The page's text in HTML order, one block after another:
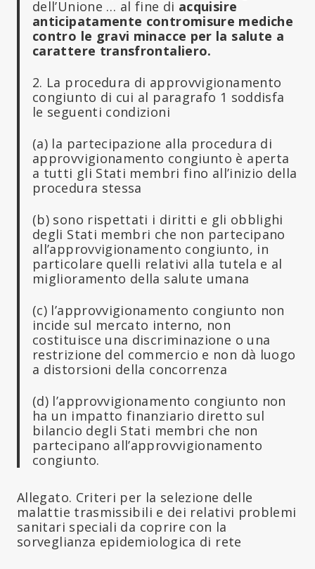
dell’Unione … al fine di acquisire
anticipatamente contromisure mediche
contro le gravi minacce per la salute a
carattere transfrontaliero.
2. La procedura di approvvigionamento
congiunto di cui al paragrafo 1 soddisfa
le seguenti condizioni
(a) la partecipazione alla procedura di
approvvigionamento congiunto è aperta
a tutti gli Stati membri fino all’inizio della
procedura stessa
(b) sono rispettati i diritti e gli obblighi
degli Stati membri che non partecipano
all’approvvigionamento congiunto, in
particolare quelli relativi alla tutela e al
miglioramento della salute umana
(c) l’approvvigionamento congiunto non
incide sul mercato interno, non
costituisce una discriminazione o una
restrizione del commercio e non dà luogo
a distorsioni della concorrenza
(d) l’approvvigionamento congiunto non
ha un impatto finanziario diretto sul
bilancio degli Stati membri che non
partecipano all’approvvigionamento
congiunto.
Allegato. Criteri per la selezione delle
malattie trasmissibili e dei relativi problemi
sanitari speciali da coprire con la
sorveglianza epidemiologica di rete